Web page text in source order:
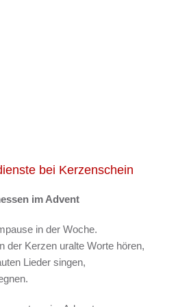
bei Kerzenschein
im Advent
in der Woche.
der Kerzen uralte Worte hören,
Lieder singen,